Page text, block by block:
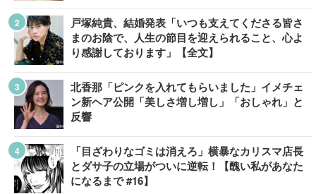
戸塚純貴、結婚発表「いつも支えてくださる皆さ
まのお陰で、人生の節目を迎えられること、心よ
り感謝しております」【全文】
北香那「ピンクを入れてもらいました」イメチェ
ン新ヘア公開「美しさ増し増し」「おしゃれ」と
反響
「目ざわりなゴミは消えろ」横暴なカリスマ店長
とダサ子の立場がついに逆転！【醜い私があなた
になるまで #16】